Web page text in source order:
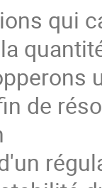
qui
de